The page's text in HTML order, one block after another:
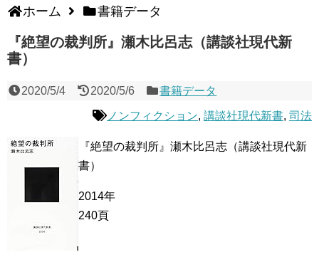
ホーム 書籍データ
『絶望の裁判所』瀬木比呂志（講談社現代新
書）
2020/5/4 2020/5/6 書籍データ
ノンフィクション, 講談社現代新書, 司法
『絶望の裁判所』瀬木比呂志（講談社現代新
書）
2014年
240頁